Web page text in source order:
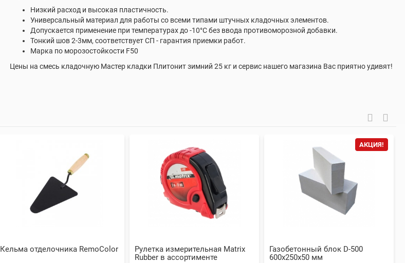
Низкий расход и высокая пластичность.
Универсальный материал для работы со всеми типами штучных кладочных элементов.
Допускается применение при температурах до -10°С без ввода противоморозной добавки.
Тонкий шов 2-3мм, соответствует СП - гарантия приемки работ.
Марка по морозостойкости F50
Цены на смесь кладочную Мастер кладки Плитонит зимний 25 кг и сервис нашего магазина Вас приятно удивят!
Кельма отделочника RemoColor
Рулетка измерительная Matrix
Rubber в ассортименте
АКЦИЯ!
Газобетонный блок D-500
600х250х50 мм